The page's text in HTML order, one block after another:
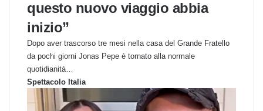
questo nuovo viaggio abbia
inizio”
Dopo aver trascorso tre mesi nella casa del Grande Fratello
da pochi giorni Jonas Pepe è tornato alla normale
quotidianità…
Spettacolo Italia